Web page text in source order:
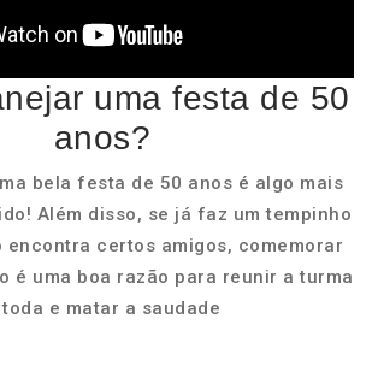
uma festa de 50
anos?
bela festa de 50 anos é algo mais
Além disso, se já faz um tempinho
encontra certos amigos, comemorar
é uma boa razão para reunir a turma
toda e matar a saudade